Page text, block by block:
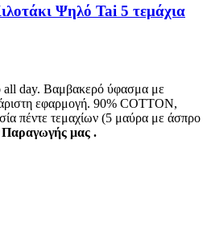
Ψηλό Tai 5 τεμάχια
all day. Βαμβακερό ύφασμα με
άριστη εφαρμογή. 90% COTTON,
πέντε τεμαχίων (5 μαύρα με άσπρο
Παραγωγής μας .